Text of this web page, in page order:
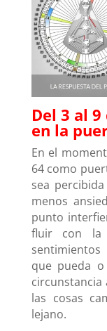
Del 3 al
en la
En el
64 como
sea
menos
punto
fluir con la
que pueda
circunstancia
las cosas
lejano.